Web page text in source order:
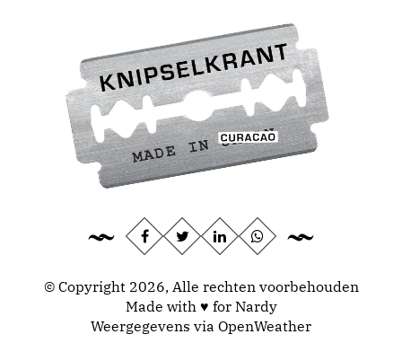
© Copyright 2026, Alle rechten voorbehouden
Made with ♥ for Nardy
Weergegevens via OpenWeather